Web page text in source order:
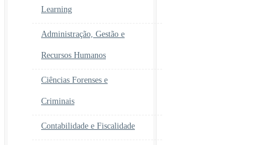
Learning
Administração, Gestão e
Recursos Humanos
Ciências Forenses e
Criminais
Contabilidade e Fiscalidade